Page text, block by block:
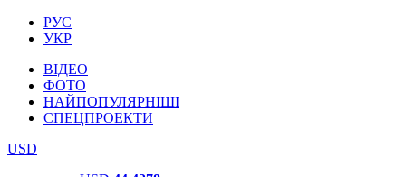
РУС
УКР
ВІДЕО
ФОТО
НАЙПОПУЛЯРНІШІ
СПЕЦПРОЕКТИ
USD